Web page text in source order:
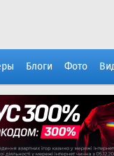
Блоги Фото